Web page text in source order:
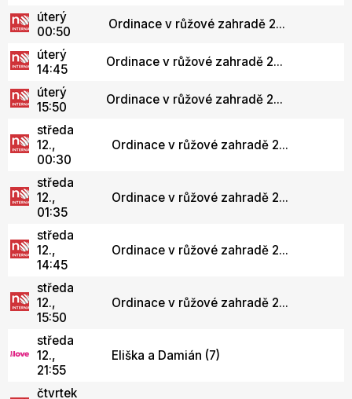
úterý
00:50
Ordinace v růžové zahradě 2...
úterý
14:45
Ordinace v růžové zahradě 2...
úterý
15:50
Ordinace v růžové zahradě 2...
středa
12.,
00:30
Ordinace v růžové zahradě 2...
středa
12.,
01:35
Ordinace v růžové zahradě 2...
středa
12.,
14:45
Ordinace v růžové zahradě 2...
středa
12.,
15:50
Ordinace v růžové zahradě 2...
středa
12.,
21:55
Eliška a Damián (7)
čtvrtek